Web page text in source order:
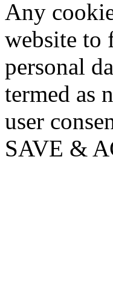
Any
website to
personal
termed as
user
SAVE &